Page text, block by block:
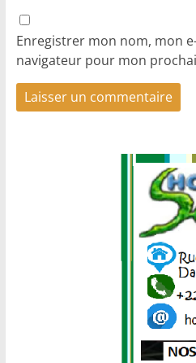
Enregistrer mon nom, mon
navigateur pour mon